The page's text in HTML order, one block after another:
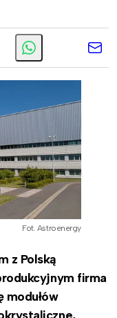
Fot. Astroenergy
z Polską
firma